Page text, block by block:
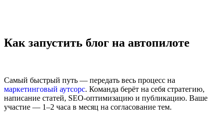
Как запустить блог на автопилоте
Самый быстрый путь — передать весь процесс на
маркетинговый аутсорс. Команда берёт на себя стратегию,
написание статей, SEO-оптимизацию и публикацию. Ваше
участие — 1–2 часа в месяц на согласование тем.